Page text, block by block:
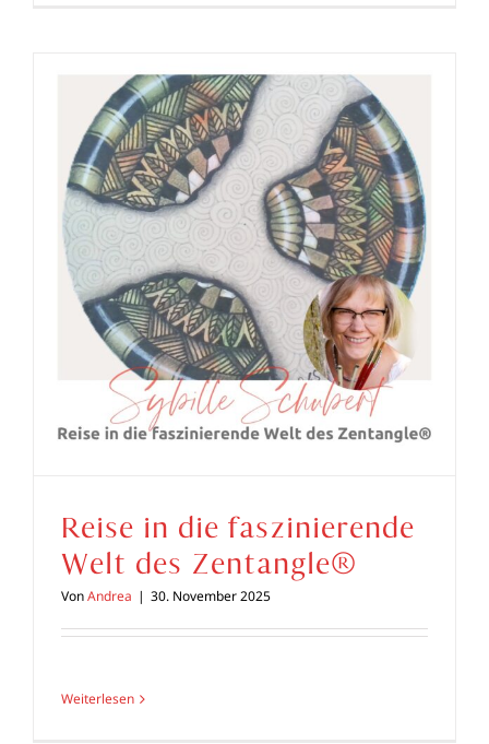
Reise in die faszinierende
Welt des Zentangle®
VonAndrea | 30. November 2025
Weiterlesen